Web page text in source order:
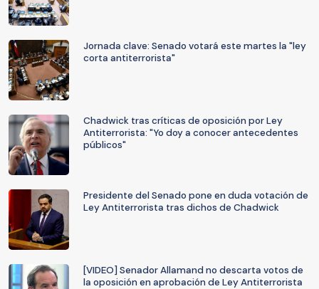
Jornada clave: Senado votará este martes la "ley
corta antiterrorista"
Chadwick tras críticas de oposición por Ley
Antiterrorista: "Yo doy a conocer antecedentes
públicos"
Presidente del Senado pone en duda votación de
Ley Antiterrorista tras dichos de Chadwick
[VIDEO] Senador Allamand no descarta votos de
la oposición en aprobación de Ley Antiterrorista